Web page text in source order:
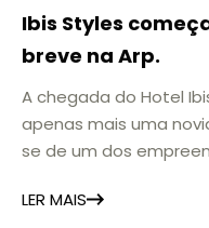
Ibis Styles
breve na Arp.
A chegada do Hotel
apenas mais uma
se de um dos
como polo de
LER MAIS